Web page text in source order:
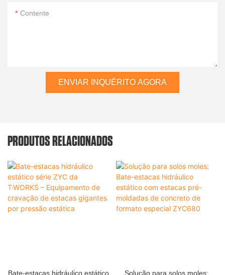
Contente
ENVIAR INQUÉRITO AGORA
PRODUTOS RELACIONADOS
Bate-estacas hidráulico estático Solução para solos moles: